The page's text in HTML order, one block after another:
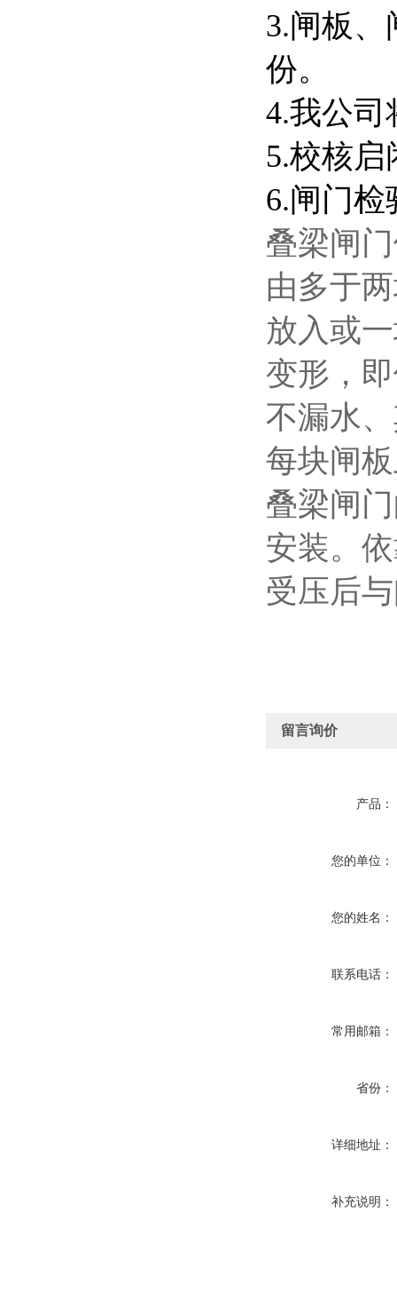
3.闸板
份。
4.我公司
5.校核
6.闸门
叠梁闸
由多于
放入或
变形，
不漏水
每块闸
叠梁闸
安装。
受压后
留言询价
产品：
您的单位：
您的姓名：
联系电话：
常用邮箱：
省份：
详细地址：
补充说明：